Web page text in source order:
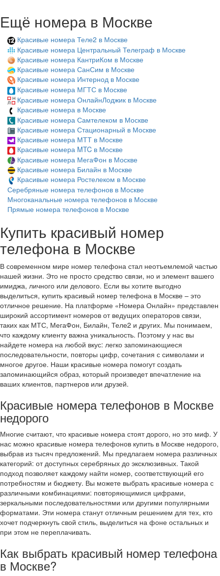
Ещё номера в Москве
Красивые номера Теле2 в Москве
Красивые номера Центральный Телеграф в Москве
Красивые номера КантриКом в Москве
Красивые номера СанСим в Москве
Красивые номера Интернод в Москве
Красивые номера МГТС в Москве
Красивые номера ОнлайнЛоджик в Москве
Красивые номера в Москве
Красивые номера Самтелеком в Москве
Красивые номера Стационарный в Москве
Красивые номера МТТ в Москве
Красивые номера MTC в Москве
Красивые номера МегаФон в Москве
Красивые номера Билайн в Москве
Красивые номера Ростелеком в Москве
Серебряные номера телефонов в Москве
Многоканальные номера телефонов в Москве
Прямые номера телефонов в Москве
Купить красивый номер
телефона в Москве
В современном мире номер телефона стал неотъемлемой частью
нашей жизни. Это не просто средство связи, но и элемент вашего
имиджа, личного или делового. Если вы хотите выгодно
выделиться, купить красивый номер телефона в Москве – это
отличное решение. На платформе «Номера Онлайн» представлен
широкий ассортимент номеров от ведущих операторов связи,
таких как МТС, МегаФон, Билайн, Теле2 и других. Мы понимаем,
что каждому клиенту важна уникальность. Поэтому у нас вы
найдете номера на любой вкус: легко запоминающиеся
последовательности, повторы цифр, сочетания с символами и
многое другое. Наши красивые номера помогут создать
запоминающийся образ, который произведет впечатление на
ваших клиентов, партнеров или друзей.
Красивые номера телефонов в Москве
недорого
Многие считают, что красивые номера стоят дорого, но это миф. У
нас можно красивые номера телефонов купить в Москве недорого,
выбрав из тысяч предложений. Мы предлагаем номера различных
категорий: от доступных серебряных до эксклюзивных. Такой
подход позволяет каждому найти номер, соответствующий его
потребностям и бюджету. Вы можете выбрать красивые номера с
различными комбинациями: повторяющимися цифрами,
зеркальными последовательностями или другими популярными
форматами. Эти номера станут отличным решением для тех, кто
хочет подчеркнуть свой стиль, выделиться на фоне остальных и
при этом не переплачивать.
Как выбрать красивый номер телефона
в Москве?